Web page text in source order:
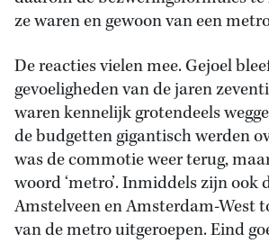
ze waren en gewoon van een
De reacties vielen mee. Gejoel
gevoeligheden van de jaren
waren kennelijk grotendeels
de budgetten gigantisch werden
was de commotie weer terug,
woord ‘metro’. Inmiddels zijn ook
Amstelveen en Amsterdam-West
van de metro uitgeroepen. Eind